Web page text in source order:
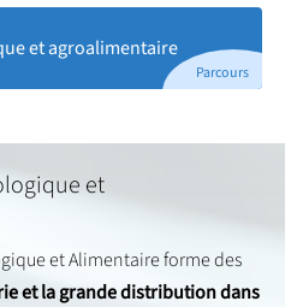
et agroalimentaire
Parcours
et
et Alimentaire forme des
et la grande distribution dans